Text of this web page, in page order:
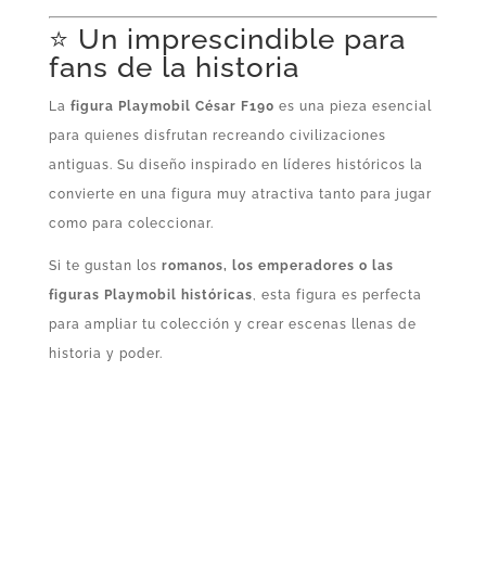
⭐ Un imprescindible para
fans de la historia
La figura Playmobil César F190 es una pieza esencial
para quienes disfrutan recreando civilizaciones
antiguas. Su diseño inspirado en líderes históricos la
convierte en una figura muy atractiva tanto para jugar
como para coleccionar.
Si te gustan los romanos, los emperadores o las
figuras Playmobil históricas , esta figura es perfecta
para ampliar tu colección y crear escenas llenas de
historia y poder.